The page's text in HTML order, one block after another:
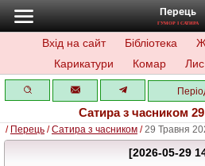
Перець
ГУМОР І САТИРА
Вхід на сайт Бібліотека
Карикатури
Комар
Сатира з часником
/ Перець /Сатира з часником /29 Травня
[2026-05-29